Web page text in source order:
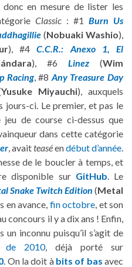
en mesure de lister les
Classic : #1 Burn Us
(Nobuaki Washio),
), #4 C.C.R.: Anexo 1, El
), #6 Linez(Wim
Racing, #8 Any Treasure Day
Yusuke Miyauchi), auxquels
jours-ci. Le premier, et pas le
jeu de course ci-dessus que
dans cette catégorie
, avaitteaséendébut d’année.
de le boucler à temps, et
disponible sur GitHub. Le
Snake Twitch Edition (Metal
en avance, fin octobre, et son
concours il y a dix ans ! Enfin,
un inconnu puisqu’il s’agit de
de 2010, déjà porté sur
. On la doit à bits of bas avec